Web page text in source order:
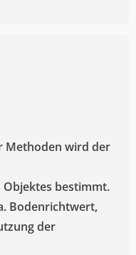
Methoden wird der
bestimmt.
Bodenrichtwert,
der